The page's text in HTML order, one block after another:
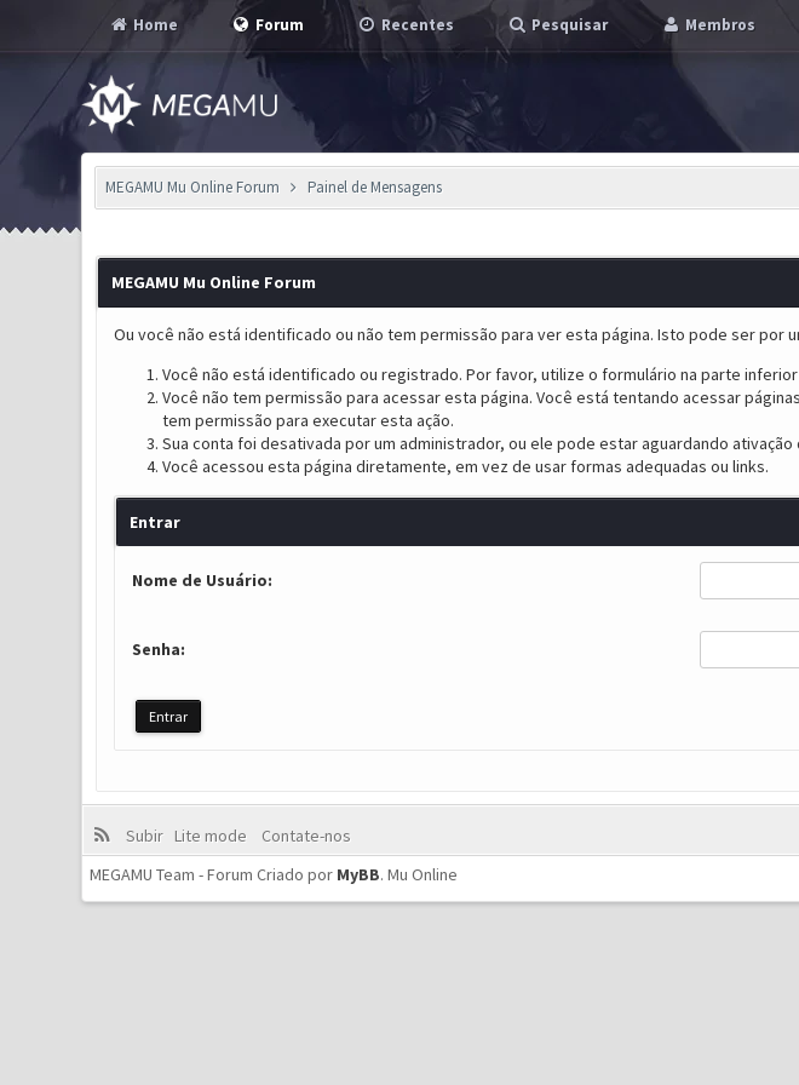
Home Forum Recentes Pesquisar Membros
MEGAMU Mu Online Forum Painel de Mensagens
MEGAMU Mu Online Forum
Ou você não está identificado ou não tem permissão para ver esta página. Isto pode ser por
Você não está identificado ou registrado. Por favor, utilize o formulário na parte
Você não tem permissão para acessar esta página. Você está tentando acessar
tem permissão para executar esta ação.
Sua conta foi desativada por um administrador, ou ele pode estar aguardando ativação
Você acessou esta página diretamente, em vez de usar formas adequadas ou links.
Entrar
Nome de Usuário:
Senha:
Subir Lite mode
Contate-nos
MEGAMU Team - Forum Criado por MyBB.Mu Online